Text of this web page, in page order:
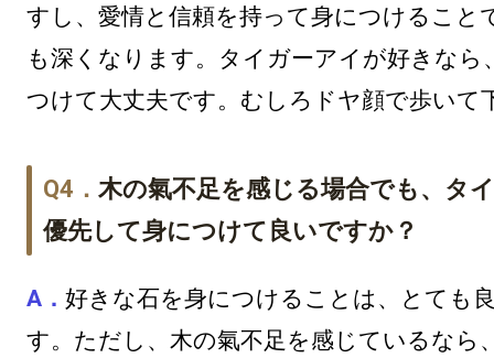
すし、愛情と信頼を持って身につけること
も深くなります。タイガーアイが好きなら
つけて大丈夫です。むしろドヤ顔で歩いて
木の氣不足を感じる場合でも、タ
優先して身につけて良いですか？
好きな石を身につけることは、とても
す。ただし、木の氣不足を感じているなら